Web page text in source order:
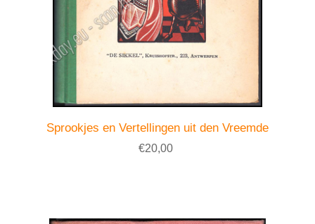
Sprookjes en Vertellingen uit den Vreemde
€20,00